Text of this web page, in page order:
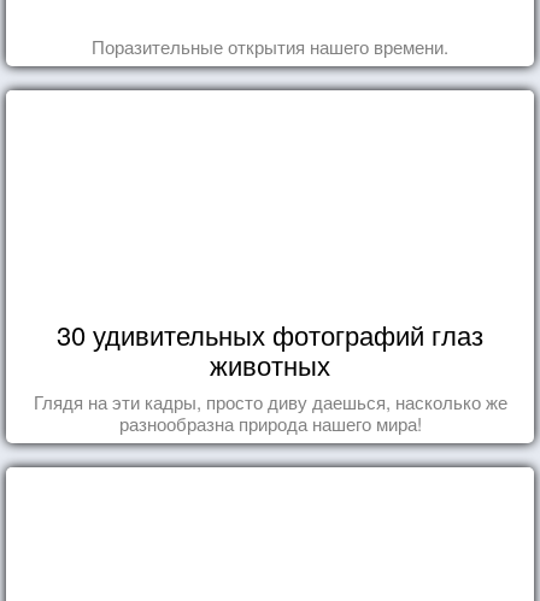
Поразительные открытия нашего времени.
30 удивительных фотографий глаз
животных
Глядя на эти кадры, просто диву даешься, насколько же
разнообразна природа нашего мира!